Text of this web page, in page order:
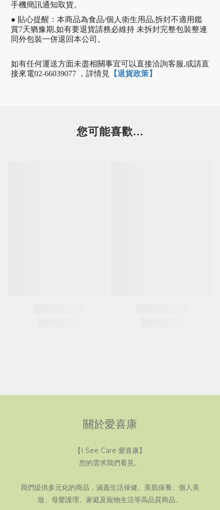
手機簡訊通知取貨。
● 貼心提醒：本商品為食品/個人衛生用品,拆封不適用鑑
賞7天猶豫期,如有要退貨請務必維持 未拆封完整包裝整連
同外包裝一併退回本公司。
如有任何運送方面未盡相關事宜可以直接洽詢客服,或請直
接來電02-66039077 ， 詳情見 【退貨政策】
您可能喜歡...
關於愛喜康
【I See Care 愛喜康】
您的需求我們看見。
我們提供多元化的商品，涵蓋生活保健、美肌保養、個人美
妝、母嬰護理、家庭及寵物生活等高品質商品。